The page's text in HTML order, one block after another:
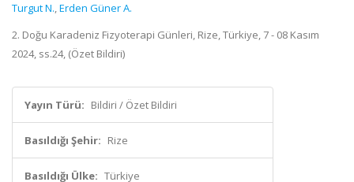
Turgut N.,Erden Güner A.
2. Doğu Karadeniz Fizyoterapi Günleri, Rize, Türkiye, 7 - 08 Kasım
2024, ss.24, (Özet Bildiri)
Yayın Türü: Bildiri / Özet Bildiri
Basıldığı Şehir: Rize
Basıldığı Ülke: Türkiye